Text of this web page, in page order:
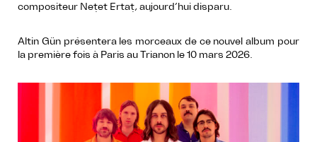
compositeur Nețet Ertaț, aujourd’hui disparu.
Altin Gün présentera les morceaux de ce nouvel album pour
la première fois à Paris au Trianon le 10 mars 2026.